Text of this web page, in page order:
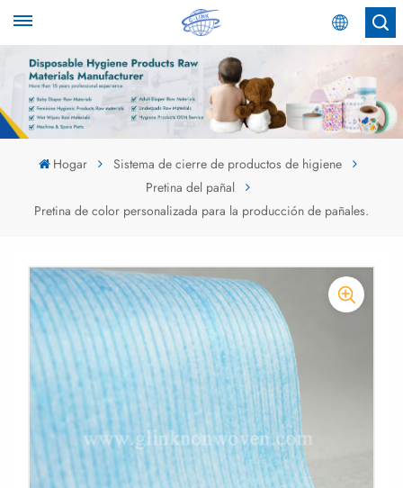
Español
English
عربي
Hogar
Sistema de cierre de productos de higiene
Pretina del pañal
Pretina de color personalizada para la producción de pañales.